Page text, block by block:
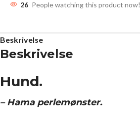
26 People watching this product now!
Beskrivelse
Beskrivelse
Hund.
– Hama perlemønster.